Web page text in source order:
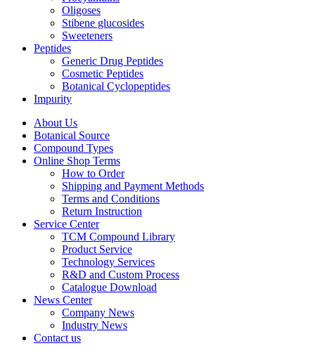
Oligoses
Stibene glucosides
Sweeteners
Peptides
Generic Drug Peptides
Cosmetic Peptides
Botanical Cyclopeptides
Impurity
About Us
Botanical Source
Compound Types
Online Shop Terms
How to Order
Shipping and Payment Methods
Terms and Conditions
Return Instruction
Service Center
TCM Compound Library
Product Service
Technology Services
R&D and Custom Process
Catalogue Download
News Center
Company News
Industry News
Contact us